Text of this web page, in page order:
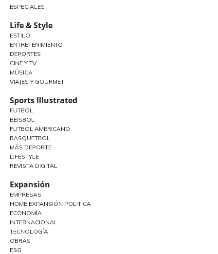
ESPECIALES
Life & Style
ESTILO
ENTRETENIMIENTO
DEPORTES
CINE Y TV
MÚSICA
VIAJES Y GOURMET
Sports Illustrated
FUTBOL
BEISBOL
FUTBOL AMERICANO
BASQUETBOL
MÁS DEPORTE
LIFESTYLE
REVISTA DIGITAL
Expansión
EMPRESAS
HOME EXPANSIÓN POLITICA
ECONOMÍA
INTERNACIONAL
TECNOLOGÍA
OBRAS
ESG